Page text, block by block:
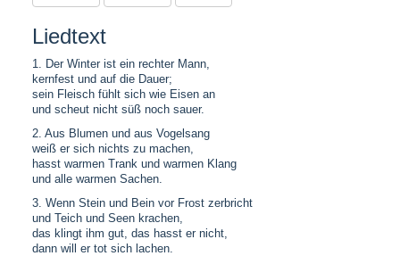
Liedtext
1. Der Winter ist ein rechter Mann,
kernfest und auf die Dauer;
sein Fleisch fühlt sich wie Eisen an
und scheut nicht süß noch sauer.
2. Aus Blumen und aus Vogelsang
weiß er sich nichts zu machen,
hasst warmen Trank und warmen Klang
und alle warmen Sachen.
3. Wenn Stein und Bein vor Frost zerbricht
und Teich und Seen krachen,
das klingt ihm gut, das hasst er nicht,
dann will er tot sich lachen.